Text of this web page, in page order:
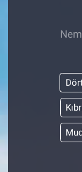
RESMİ
Bize